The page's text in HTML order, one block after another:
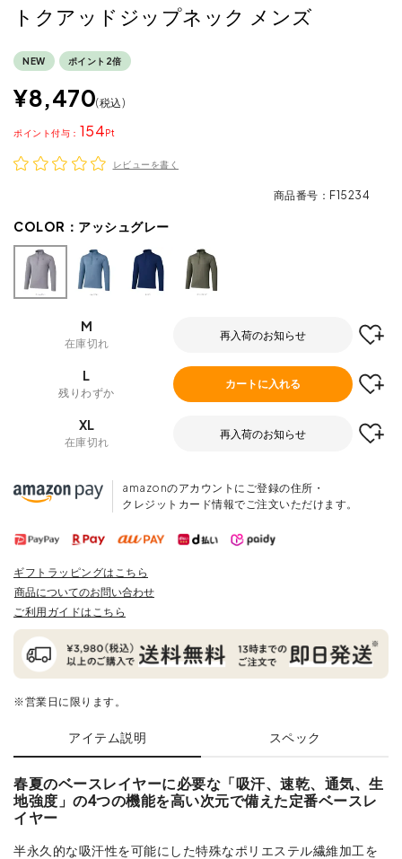
トクアッドジップネック メンズ
NEW ポイント2倍
¥8,470 税込
154
ポイント
レビューを書く
商品番号 F15234
COLOR： アッシュグレー
M
在庫切れ
再入荷のお知らせ
L
残りわずか
カートに入れる
XL
在庫切れ
再入荷のお知らせ
amazonのアカウントにご登録の住所・
クレジットカード情報でご注文いただけます。
ギフトラッピングはこちら
商品についてのお問い合わせ
ご利用ガイドはこちら
※営業日に限ります。
アイテム説明 スペック
春夏のベースレイヤーに必要な「吸汗、速乾、通気、生
地強度」の4つの機能を高い次元で備えた定番ベースレ
イヤー
半永久的な吸汗性を可能にした特殊なポリエステル繊維加工を